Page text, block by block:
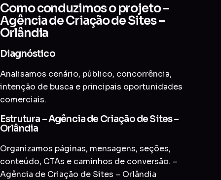
Como conduzimos o projeto –
Agência de Criação de Sites –
Orlândia
Diagnóstico
Analisamos cenário, público, concorrência,
intenção de busca e principais oportunidades
comerciais.
Estrutura – Agência de Criação de Sites –
Orlândia
Organizamos páginas, mensagens, seções,
conteúdo, CTAs e caminhos de conversão. –
Agência de Criação de Sites – Orlândia